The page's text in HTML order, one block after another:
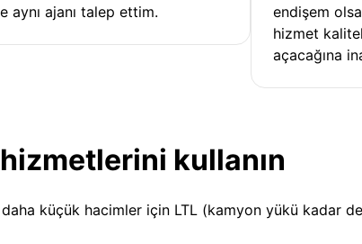
aynı ajanı talep ettim.
endişem
hizmet
açacağına
kullanın
küçük hacimler için LTL (kamyon yükü kadar